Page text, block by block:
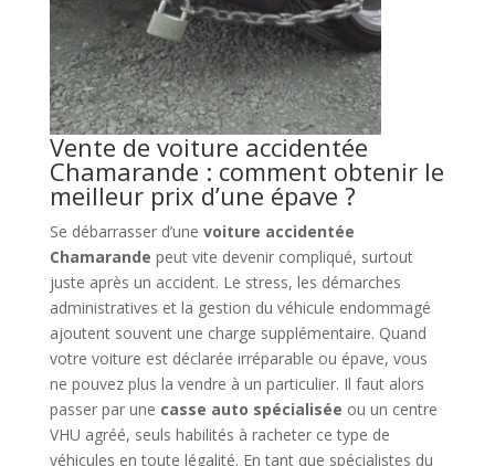
Vente de voiture accidentée
Chamarande : comment obtenir le
meilleur prix d’une épave ?
Se débarrasser d’une voiture accidentée
Chamarande peut vite devenir compliqué, surtout
juste après un accident. Le stress, les démarches
administratives et la gestion du véhicule endommagé
ajoutent souvent une charge supplémentaire. Quand
votre voiture est déclarée irréparable ou épave, vous
ne pouvez plus la vendre à un particulier. Il faut alors
passer par une casse auto spécialisée ou un centre
VHU agréé, seuls habilités à racheter ce type de
véhicules en toute légalité. En tant que spécialistes du